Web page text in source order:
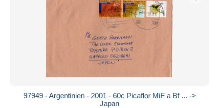
97949 - Argentinien - 2001 - 60c Picaflor MiF a Bf ... ->
Japan